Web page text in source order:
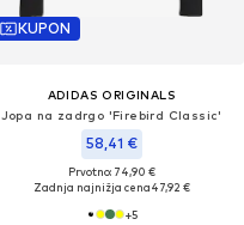
KUPON
ADIDAS ORIGINALS
Jopa na zadrgo 'Firebird Classic'
58,41 €
Prvotno: 74,90 €
Zadnja najnižja cena47,92 €
+5